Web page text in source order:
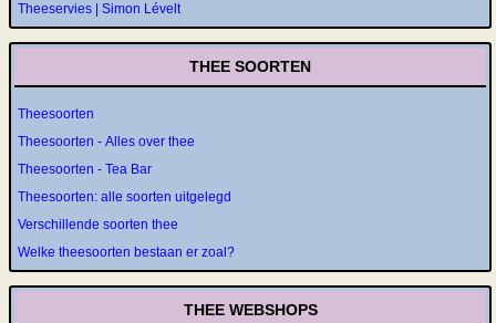
Theeservies | Simon Lévelt
THEE SOORTEN
Theesoorten
Theesoorten - Alles over thee
Theesoorten - Tea Bar
Theesoorten: alle soorten uitgelegd
Verschillende soorten thee
Welke theesoorten bestaan er zoal?
THEE WEBSHOPS